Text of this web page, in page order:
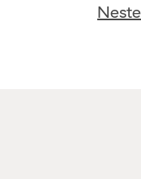
Neste